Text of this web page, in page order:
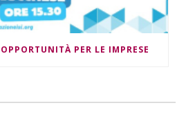
PER LE IMPRESE